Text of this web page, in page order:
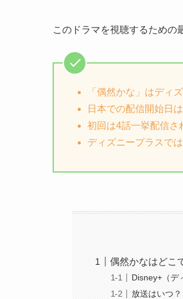
このドラマを視聴するための
「偶然かな」はディ
日本での配信開始日
初回は4話一挙配信さ
ディズニープラスで
偶然かなはどこ
Disney+（デ
放送はいつ？